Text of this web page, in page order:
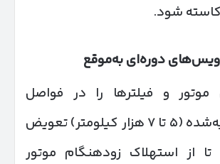
شود.
دوره‌ای به‌موقع
موتور و فیلترها را در فواصل
توصیه‌شده (۵ تا ۷ هزار کیلومتر) تعویض
تا از استهلاک زودهنگام موتور